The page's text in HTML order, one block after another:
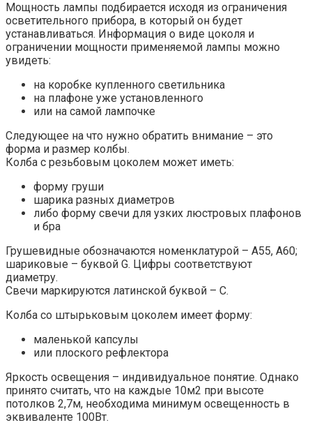
Мощность лампы подбирается исходя из ограничения
осветительного прибора, в который он будет
устанавливаться. Информация о виде цоколя и
ограничении мощности применяемой лампы можно
увидеть:
на коробке купленного светильника
на плафоне уже установленного
или на самой лампочке
Следующее на что нужно обратить внимание – это
форма и размер колбы.
Колба с резьбовым цоколем может иметь:
форму груши
шарика разных диаметров
либо форму свечи для узких люстровых плафонов
и бра
Грушевидные обозначаются номенклатурой – А55, А60;
шариковые – буквой G. Цифры соответствуют
диаметру.
Свечи маркируются латинской буквой – С.
Колба со штырьковым цоколем имеет форму:
маленькой капсулы
или плоского рефлектора
Яркость освещения – индивидуальное понятие. Однако
принято считать, что на каждые 10м2 при высоте
потолков 2,7м, необходима минимум освещенность в
эквиваленте 100Вт.